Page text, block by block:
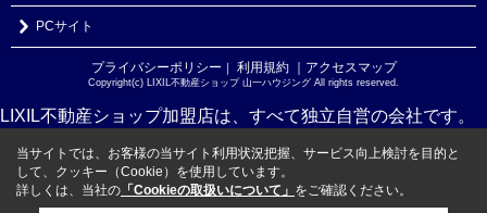
PCサイト
プライバシーポリシー ｜ 利用規約 ｜アクセスマップ
Copyright(c) LIXIL不動産ショップ 山一ハウジング All rights reserved.
LIXIL不動産ショップ加盟店は、すべて独立自営の会社です。
当サイトでは、お客様の当サイト利用状況把握、サービス向上検討を目的と
して、クッキー（Cookie）を使用しています。
詳しくは、当社の 「Cookieの取扱いについて」 をご確認ください。